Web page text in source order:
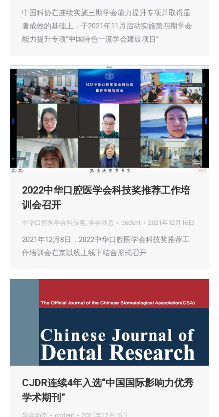
中国科协在连续实施三期学会能力提升专项并取得显
著成效的基础上，于2021年11月启动实施第四期学会
能力提升专项“中国特色一流学会建设项目”
2022中华口腔医学会科技奖推荐工作培
训会召开
中华口腔医学会科技奖, 学会动态 cndent 2021年12月16日
2021年12月8日，2022中华口腔医学会科技奖推荐工
作培训会在京以线上线下结合形式召开
CJDR连续4年入选“中国国际影响力优秀
学术期刊”
学会动态 cndent 2021年12月16日